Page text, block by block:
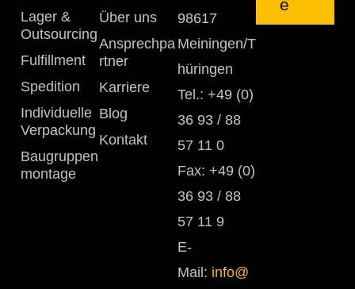
98617
Meiningen/T
hüringen
Tel.: +49 (0)
36 93 / 88
57 11 0
Fax: +49 (0)
36 93 / 88
57 11 9
E-
Mail: info@
Lager &
Outsourcing
Fulfillment
Spedition
Individuelle
Verpackung
Baugruppen
montage
Über uns
Ansprechpa
rtner
Karriere
Blog
Kontakt
e